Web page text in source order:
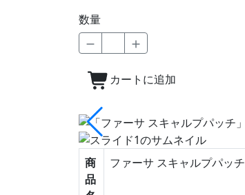
数量
カートに追加
商
品
ファーサ スキャルプパッチ